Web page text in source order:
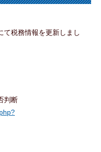
て税務情報を更新しまし
判断